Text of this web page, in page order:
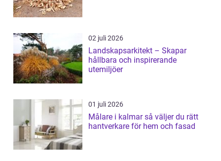
02 juli 2026
Landskapsarkitekt – Skapar
hållbara och inspirerande
utemiljöer
01 juli 2026
Målare i kalmar så väljer du rätt
hantverkare för hem och fasad